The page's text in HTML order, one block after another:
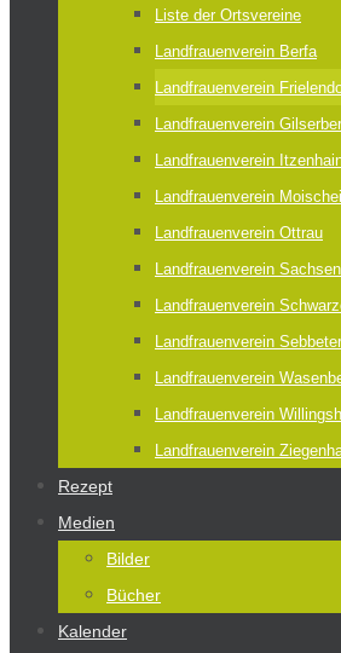
Liste der Ortsvereine
Landfrauenverein Berfa
Landfrauenverein
Landfrauenverein
Landfrauenverein
Landfrauenverein
Landfrauenverein Ottrau
Landfrauenverein
Landfrauenverein
Landfrauenverein
Landfrauenverein
Landfrauenverein
Landfrauenverein
Rezept
Medien
Bilder
Bücher
Kalender